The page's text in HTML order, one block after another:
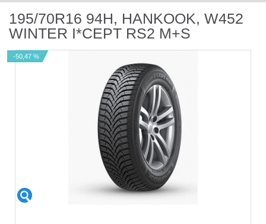
195/70R16 94H, HANKOOK, W452
WINTER I*CEPT RS2 M+S
-50,47 %